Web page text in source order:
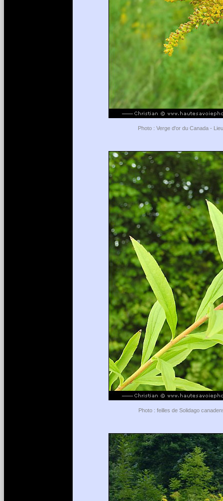
Photo : Verge d'or du Canada -
Photo : feilles de Solidago